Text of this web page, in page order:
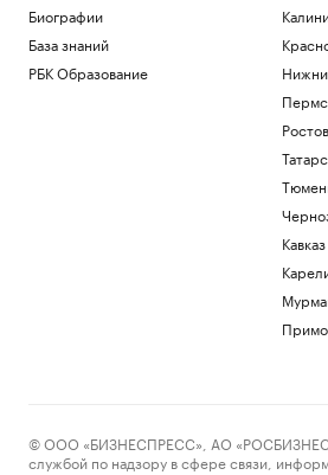
Биографии
База знаний
РБК Образование
Кавказ
© ООО «БИЗНЕСПРЕСС», АО
службой по надзору в сфере связи,